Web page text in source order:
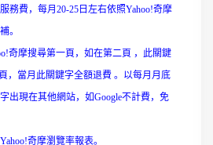
務費，每月20-25日左右依照Yahoo!奇摩
。
奇摩搜尋第一頁，如在第二頁 ，此關鍵
，當月此關鍵字全額退費 。以每月月底
出現在其他網站，如Google不計費，免
奇摩瀏覽率報表。